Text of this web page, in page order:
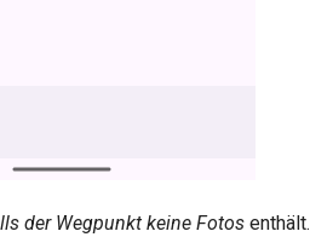
der Wegpunkt keine Fotosenthält.